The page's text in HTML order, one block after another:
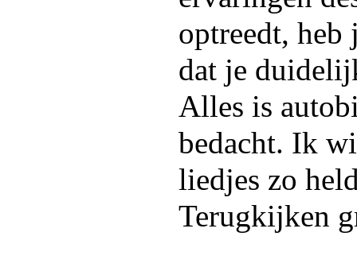
optreedt,
dat je
Alles is
bedacht. Ik
liedjes zo
Terugkijken